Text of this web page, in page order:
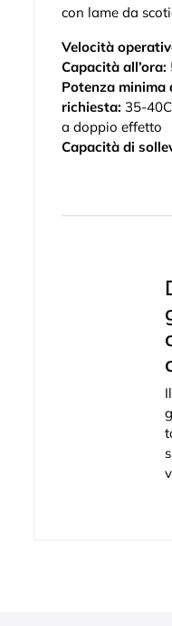
con lame da
Velocità
Capacità all’ora:
Potenza minima
richiesta: 35-
a doppio effetto
Capacità di